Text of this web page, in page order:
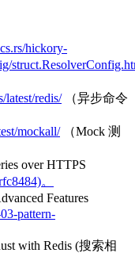
hickory-
latest/redis/（异步命令
mockall/（Mock 测
over HTTPS
。
Features
pattern-
with Redis (搜索相